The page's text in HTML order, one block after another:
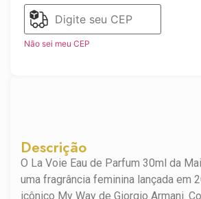
Descrição
O La Voie Eau de Parfum 30ml da
uma fragrância feminina lançada em
icônico My Way de Giorgio Armani.
Não sei meu CEP